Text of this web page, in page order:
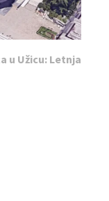
u Užicu: Letnja